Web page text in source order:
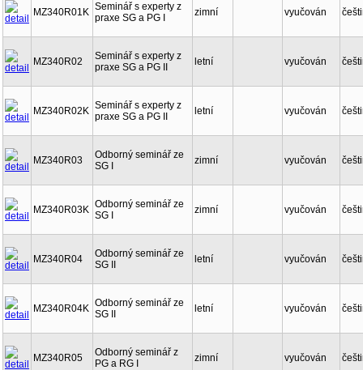
MZ340R01K Seminář s experty z
praxe SG a PG I
zimní vyučován
MZ340R02
Seminář s experty z
praxe SG a PG II
letní vyučován
MZ340R02K Seminář s experty z
praxe SG a PG II
letní vyučován
MZ340R03
Odborný seminář ze
SG I
zimní vyučován
MZ340R03K Odborný seminář ze
SG I
zimní vyučován
MZ340R04
Odborný seminář ze
SG II
letní vyučován
MZ340R04K Odborný seminář ze
SG II
letní vyučován
MZ340R05
Odborný seminář z
PG a RG I
zimní vyučován